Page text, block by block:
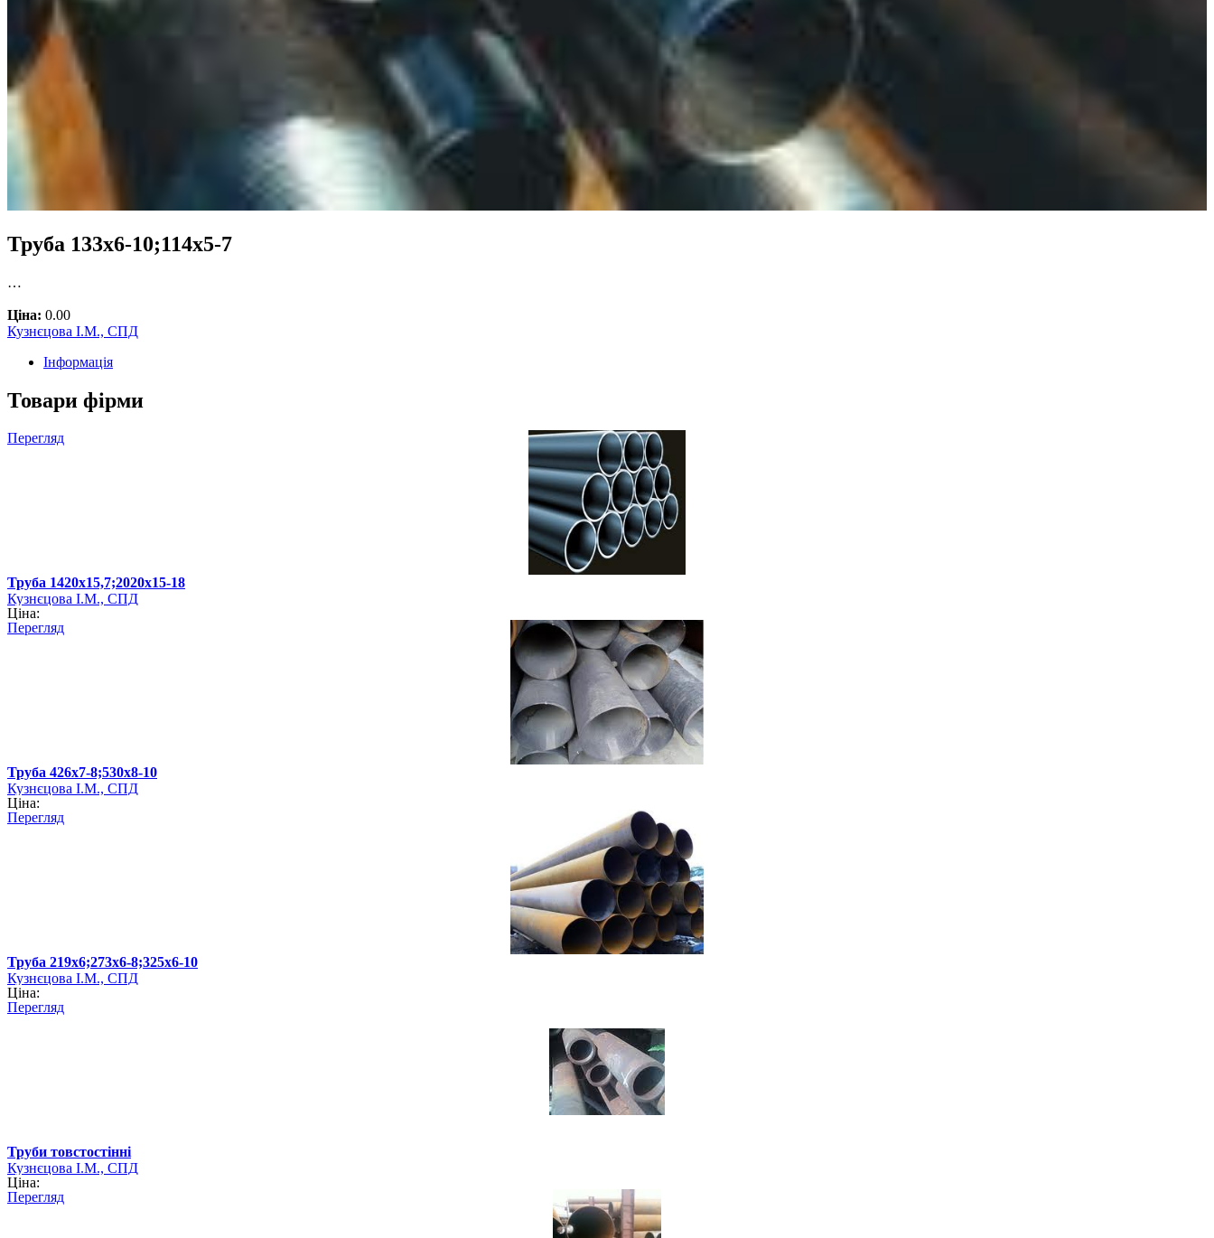
Труба 133х6-10;114х5-7
…
Ціна: 0.00
Кузнєцова І.М., СПД
Інформація
Товари фірми
Перегляд
Труба 1420х15,7;2020х15-18
Кузнєцова І.М., СПД
Ціна:
Перегляд
Труба 426х7-8;530х8-10
Кузнєцова І.М., СПД
Ціна:
Перегляд
Труба 219х6;273х6-8;325х6-10
Кузнєцова І.М., СПД
Ціна:
Перегляд
Труби товстостінні
Кузнєцова І.М., СПД
Ціна:
Перегляд